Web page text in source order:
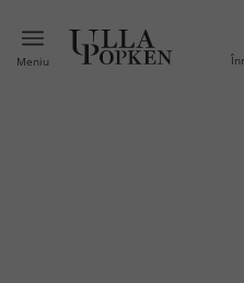
Meniu